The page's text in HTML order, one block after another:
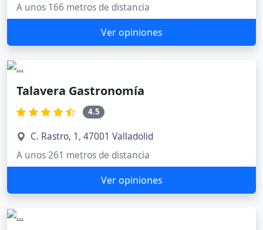
A unos 166 metros de distancia
Ver opiniones
Talavera Gastronomía
4.5
C. Rastro, 1, 47001 Valladolid
A unos 261 metros de distancia
Ver opiniones